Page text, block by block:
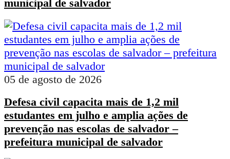
municipal de salvador
05 de agosto de 2026
Defesa civil capacita mais de 1,2 mil
estudantes em julho e amplia ações de
prevenção nas escolas de salvador –
prefeitura municipal de salvador